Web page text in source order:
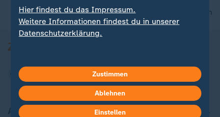
nach oben
Aktuell bei ZDFheute
Hier findest du das Impressum.
Weitere Informationen findest du in unserer
Datenschutzerklärung.
Zustimmen
Ablehnen
Einstellen